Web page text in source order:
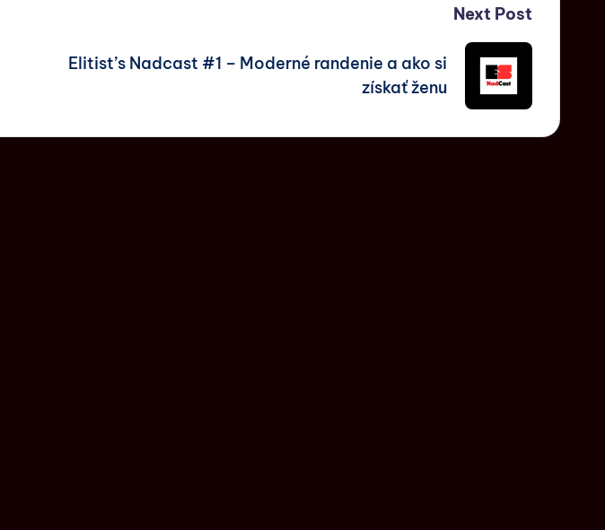
Next Post
Elitist’s Nadcast #1 – Moderné randenie a ako si
získať ženu